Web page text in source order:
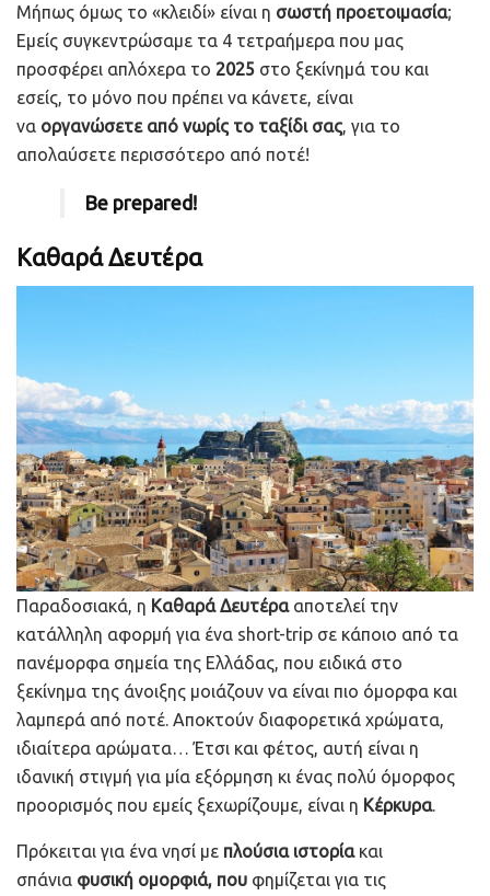
Μήπως όμως το «κλειδί» είναι η σωστή προετοιμασία;
Εμείς συγκεντρώσαμε τα 4 τετραήμερα που μας
προσφέρει απλόχερα το 2025 στο ξεκίνημά του και
εσείς, το μόνο που πρέπει να κάνετε, είναι
να οργανώσετε από νωρίς το ταξίδι σας, για το
απολαύσετε περισσότερο από ποτέ!
Be prepared!
Καθαρά Δευτέρα
Παραδοσιακά, η Καθαρά Δευτέρααποτελεί την
κατάλληλη αφορμή για ένα short-trip σε κάποιο από τα
πανέμορφα σημεία της Ελλάδας, που ειδικά στο
ξεκίνημα της άνοιξης μοιάζουν να είναι πιο όμορφα και
λαμπερά από ποτέ. Αποκτούν διαφορετικά χρώματα,
ιδιαίτερα αρώματα… Έτσι και φέτος, αυτή είναι η
ιδανική στιγμή για μία εξόρμηση κι ένας πολύ όμορφος
προορισμός που εμείς ξεχωρίζουμε, είναι η Κέρκυρα.
Πρόκειται για ένα νησί με πλούσια ιστορίακαι
σπάνια φυσική ομορφιά, που φημίζεται για τις